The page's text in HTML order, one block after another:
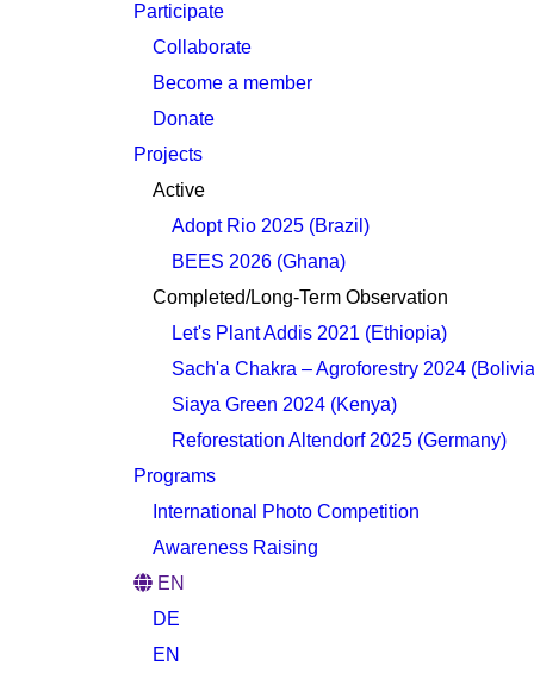
Participate
Collaborate
Become a member
Donate
Projects
Active
Adopt Rio 2025 (Brazil)
BEES 2026 (Ghana)
Completed/Long-Term Observation
Let's Plant Addis 2021 (Ethiopia)
Sach'a Chakra – Agroforestry 2024
Siaya Green 2024 (Kenya)
Reforestation Altendorf 2025 (Germany)
Programs
International Photo Competition
Awareness Raising
EN
DE
EN